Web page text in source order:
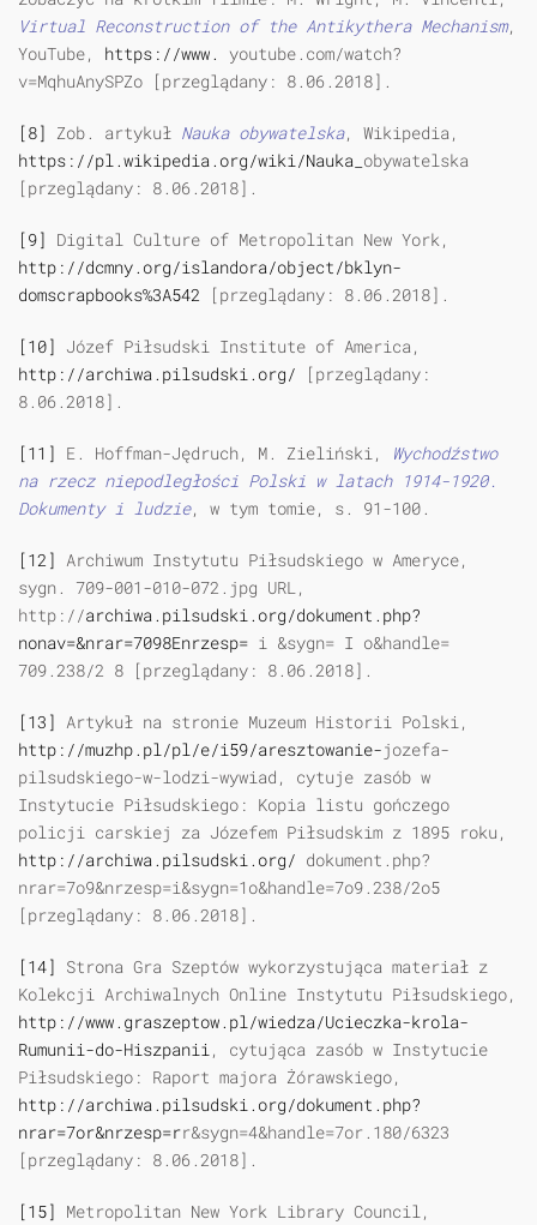
Virtual Reconstruction of the Antikythera Mechanism,
YouTube, https://www. youtube.com/watch?
v=MqhuAnySPZo [przeglądany: 8.06.2018].
[8] Zob. artykuł Nauka obywatelska, Wikipedia,
https://pl.wikipedia.org/wiki/Nauka_ obywatelska
[przeglądany: 8.06.2018].
[9] Digital Culture of Metropolitan New York,
http://dcmny.org/islandora/object/bklyn-
domscrapbooks%3A542 [przeglądany: 8.06.2018].
[10] Józef Piłsudski Institute of America,
http://archiwa.pilsudski.org/ [przeglądany:
8.06.2018].
[11] E. Hoffman-Jędruch, M. Zieliński,
Wychodźstwo
na rzecz niepodległości Polski w latach 1914-1920.
Dokumenty i ludzie, w tym tomie, s. 91-100.
[12] Archiwum Instytutu Piłsudskiego w Ameryce,
sygn. 709-001-010-072.jpg URL,
http://archiwa.pilsudski.org/dokument.php?
nonav=&nrar=7098Enrzesp= i &sygn= I o&handle=
709.238/2 8 [przeglądany: 8.06.2018].
[13] Artykuł na stronie Muzeum Historii Polski,
http://muzhp.pl/pl/e/i59/aresztowanie-jozefa-
pilsudskiego-w-lodzi-wywiad, cytuje zasób w
Instytucie Piłsudskiego: Kopia listu gończego
policji carskiej za Józefem Piłsudskim z 1895 roku,
http://archiwa.pilsudski.org/ dokument.php?
nrar=7o9&nrzesp=i&sygn=1o&handle=7o9.238/2o5
[przeglądany: 8.06.2018].
[14] Strona Gra Szeptów wykorzystująca materiał z
Kolekcji Archiwalnych Online Instytutu Piłsudskiego,
http://www.graszeptow.pl/wiedza/Ucieczka-krola-
Rumunii-do-Hiszpanii, cytująca zasób w Instytucie
Piłsudskiego: Raport majora Żórawskiego,
http://archiwa.pilsudski.org/dokument.php?
nrar=7or&nrzesp=rr&sygn=4&handle=7or.180/6323
[przeglądany: 8.06.2018].
[15] Metropolitan New York Library Council,